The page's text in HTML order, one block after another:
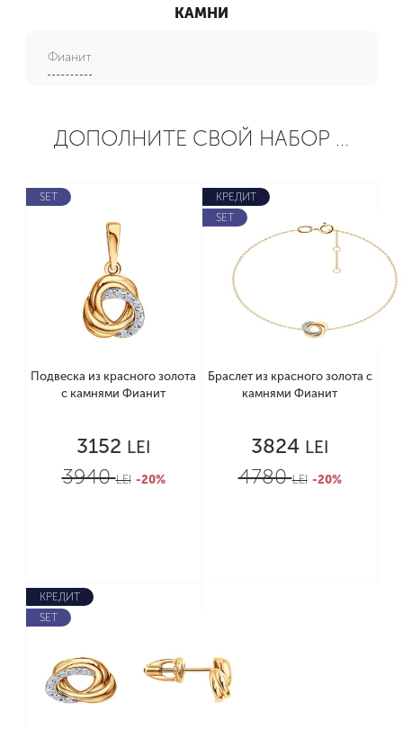
КАМНИ
Фианит
ДОПОЛНИТЕ СВОЙ НАБОР ...
SET
Подвеска из красного золота
с камнями Фианит
3152 LEI
3940LEI -20%
КРЕДИТ
SET
Браслет из красного золота с
камнями Фианит
3824 LEI
4780LEI -20%
КРЕДИТ
SET